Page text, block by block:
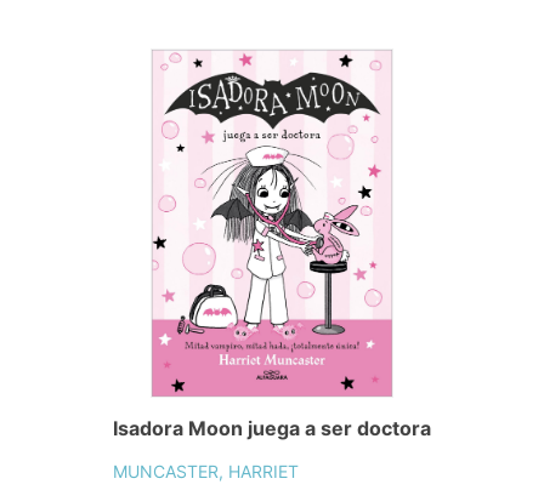
Isadora Moon juega a ser doctora
MUNCASTER, HARRIET